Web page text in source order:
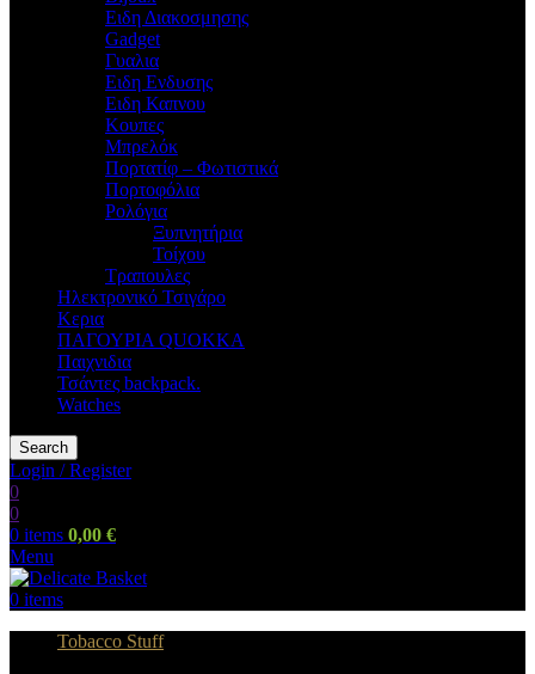
Eιδη Διακοσμησης
Gadget
Γυαλια
Ειδη Ενδυσης
Ειδη Καπνου
Κουπες
Μπρελόκ
Πορτατίφ – Φωτιστικά
Πορτοφόλια
Ρολόγια
Ξυπνητήρια
Τοίχου
Τραπουλες
Ηλεκτρονικό Τσιγάρο
Κερια
ΠΑΓΟΥΡΙΑ QUOKKA
Παιχνιδια
Τσάντες backpack.
Watches
Search
Login / Register
0
0
0 items 0,00 €
Menu
0 items
Tobacco Stuff